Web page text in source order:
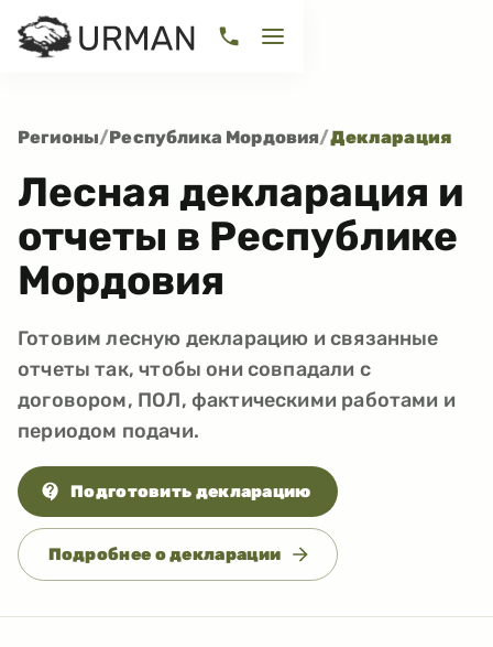
Регионы/Республика Мордовия/Декларация
Лесная декларация и
отчеты в Республике
Мордовия
Готовим лесную декларацию и связанные
отчеты так, чтобы они совпадали с
договором, ПОЛ, фактическими работами и
периодом подачи.
Подготовить декларацию
Подробнее о декларации